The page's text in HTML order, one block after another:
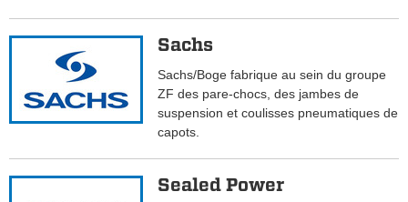
Sachs
Sachs/Boge fabrique au sein du groupe
ZF des pare-chocs, des jambes de
suspension et coulisses pneumatiques de
capots.
Sealed Power